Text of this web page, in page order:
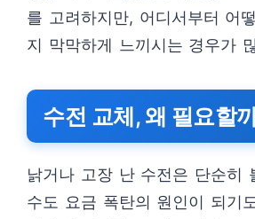
를 고려하지만, 어디서부터 어
지 막막하게 느끼시는 경우가
수전 교체, 왜 필요할
낡거나 고장 난 수전은 단순히
수도 요금 폭탄의 원인이 되기